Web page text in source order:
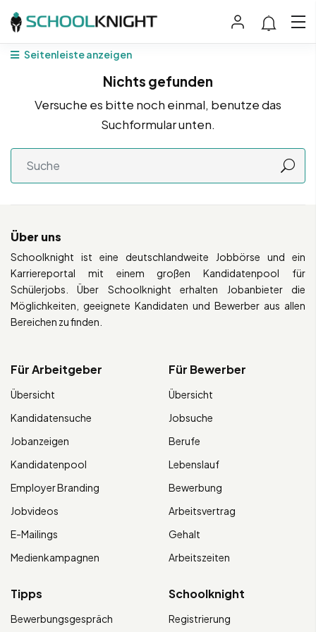
Seitenleiste anzeigen
Nichts gefunden
Versuche es bitte noch einmal, benutze das
Suchformular unten.
Über uns
Schoolknight ist eine deutschlandweite Jobbörse und ein
Karriereportal mit einem großen Kandidatenpool für
Schülerjobs. Über Schoolknight erhalten Jobanbieter die
Möglichkeiten, geeignete Kandidaten und Bewerber aus allen
Bereichen zu finden.
Für Arbeitgeber
Übersicht
Kandidatensuche
Jobanzeigen
Kandidatenpool
Employer Branding
Jobvideos
E-Mailings
Medienkampagnen
Für Bewerber
Übersicht
Jobsuche
Berufe
Lebenslauf
Bewerbung
Arbeitsvertrag
Gehalt
Arbeitszeiten
Tipps
Bewerbungsgespräch
Schoolknight
Registrierung